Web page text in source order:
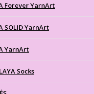
Forever YarnArt
SOLID YarnArt
YarnArt
Socks